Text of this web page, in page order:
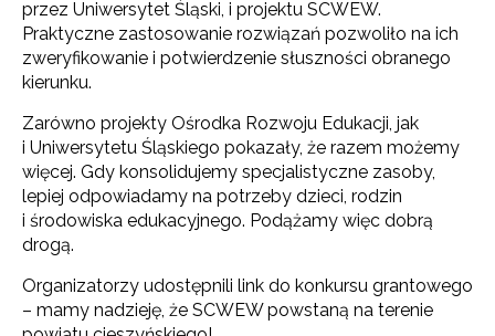
przez Uniwersytet Śląski, i projektu SCWEW.
Praktyczne zastosowanie rozwiązań pozwoliło na ich
zweryfikowanie i potwierdzenie słuszności obranego
kierunku.
Zarówno projekty Ośrodka Rozwoju Edukacji, jak
i Uniwersytetu Śląskiego pokazały, że razem możemy
więcej. Gdy konsolidujemy specjalistyczne zasoby,
lepiej odpowiadamy na potrzeby dzieci, rodzin
i środowiska edukacyjnego. Podążamy więc dobrą
drogą.
Organizatorzy udostępnili link do konkursu grantowego
– mamy nadzieję, że SCWEW powstaną na terenie